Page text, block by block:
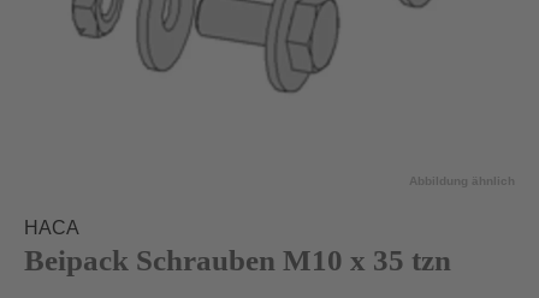
Abbildung ähnlich
HACA
Beipack Schrauben M10 x 35 tzn